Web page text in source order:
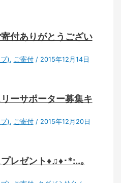
付ありがとうござい
), ご寄付/ 2015年12月14日
ーサポーター募集キ
), ご寄付/ 2015年12月20日
レゼント♦♫♦･*:..｡